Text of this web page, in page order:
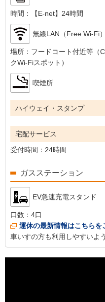
時間： 【E-net】24時間
無線LAN（Free Wi-Fi）
場所： フードコート付近等（
クWi-Fiスポット）
喫煙所
ハイウェイ・スタンプ
宅配サービス
受付時間： 24時間
ガスステーション
EV急速充電スタンド
口数： 4口
運休の最新情報はこちらを
車いすの方も利用しやすいよ